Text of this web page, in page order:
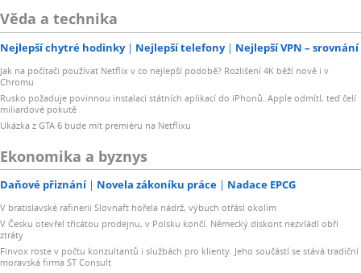
Věda a technika
Nejlepší chytré hodinky Nejlepší telefony Nejlepší VPN – srovnání
Jak na počítači používat Netflix v co nejlepší podobě? Rozlišení 4K běží nově i v
Chromu
Rusko požaduje povinnou instalaci státních aplikací do iPhonů. Apple odmítl, teď čelí
miliardové pokutě
Ukázka z GTA 6 bude mít premiéru na Netflixu
Ekonomika a byznys
Daňové přiznání Novela zákoníku práce Nadace EPCG
V bratislavské rafinerii Slovnaft hořela nádrž, výbuch otřásl okolím
V Česku otevřel třicátou prodejnu, v Polsku končí. Německý diskont nezvládl obří
ztráty
Finvox roste v počtu konzultantů i službách pro klienty. Jeho součástí se stává tradiční
moravská firma ST Consult